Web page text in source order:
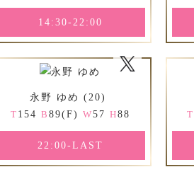
14:30-22:00
永野 ゆめ (20)
T 154 B 89(F) W57 H88
22:00-LAST
T